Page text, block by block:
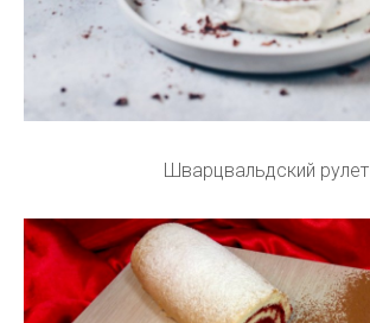
Шварцвальдский рулет